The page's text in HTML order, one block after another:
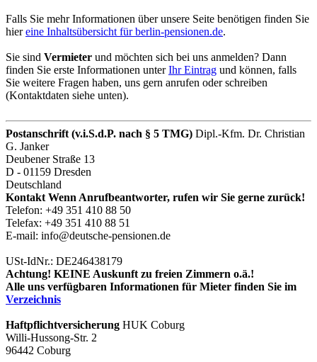
Falls Sie mehr Informationen über unsere Seite benötigen finden Sie
hiereine Inhaltsübersicht für berlin-pensionen.de.
Sie sind Vermieter und möchten sich bei uns anmelden? Dann
finden Sie erste Informationen unterIhr Eintrag und können, falls
Sie weitere Fragen haben, uns gern anrufen oder schreiben
(Kontaktdaten siehe unten).
Postanschrift (v.i.S.d.P. nach § 5 TMG) Dipl.-Kfm. Dr. Christian
G. Janker
Deubener Straße 13
D - 01159 Dresden
Deutschland
Kontakt Wenn Anrufbeantworter, rufen wir Sie gerne zurück!
Telefon: +49 351 410 88 50
Telefax: +49 351 410 88 51
E-mail: info@deutsche-pensionen.de
USt-IdNr.: DE246438179
Achtung! KEINE Auskunft zu freien Zimmern o.ä.!
Alle uns verfügbaren Informationen für Mieter finden Sie im
Verzeichnis
Haftpflichtversicherung HUK Coburg
Willi-Hussong-Str. 2
96442 Coburg